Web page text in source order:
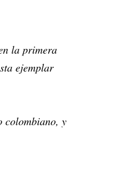
la primera
ejemplar
colombiano, y